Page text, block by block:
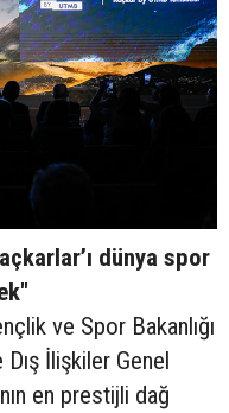
dünya spor
ve Spor Bakanlığı
İlişkiler Genel
en prestijli dağ